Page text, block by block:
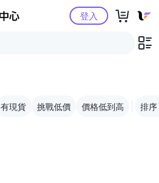
Yahoo購物中心登入
有現貨 挑戰低價 價格低到高 排序